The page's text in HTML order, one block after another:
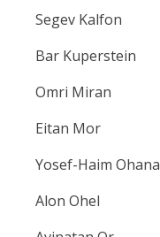
Segev Kalfon
Bar Kuperstein
Omri Miran
Eitan Mor
Yosef-Haim Ohana
Alon Ohel